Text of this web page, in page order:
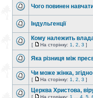
Чого повинен
Індульгенції
Кому належить
[ На сторінку: 1 2 3 ]
Яка різниця між
Чи може жiнка,
[ На сторінку: 1 2 3 ]
Церква Христова,
[ На сторінку: 1 4 5